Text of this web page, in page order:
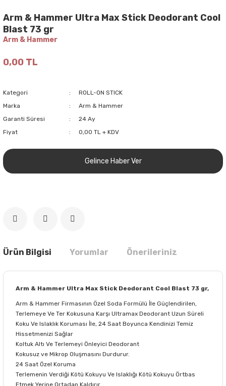
Arm & Hammer Ultra Max Stick Deodorant Cool
Blast 73 gr
Arm & Hammer
0,00 TL
Kategori
ROLL-ON STICK
Marka
Arm & Hammer
Garanti Süresi
24 Ay
Fiyat
0,00 TL + KDV
Gelince Haber Ver
Ürün Bilgisi Yorumlar Önerileriniz
Arm & Hammer Ultra Max Stick Deodorant Cool Blast 73 gr,
Arm & Hammer Firmasının Özel Soda Formülü İle Güçlendirilen,
Terlemeye Ve Ter Kokusuna Karşı Ultramax Deodorant Uzun Süreli
Koku Ve Islaklık Koruması İle, 24 Saat Boyunca Kendinizi Temiz
Hissetmenizi Sağlar
Koltuk Altı Ve Terlemeyi Önleyici Deodorant
Kokusuz ve Mikrop Oluşmasını Durdurur.
24 Saat Özel Koruma
Terlemenin Verdiği Kötü Kokuyu Ve Islaklığı Kötü Kokuyu Örtbas
Etmek Yerine Ortadan Kaldırır.